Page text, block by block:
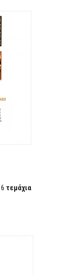
6 τεμάχια